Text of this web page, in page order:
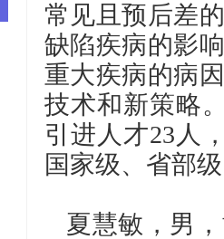
常见且预后差
缺陷疾病的影
重大疾病的病
技术和新策略
引进人才23人
国家级、省部
夏慧敏，男